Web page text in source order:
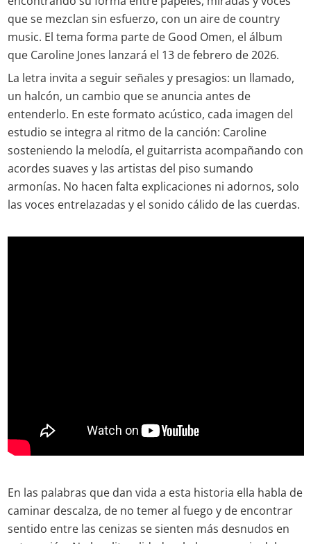
que se mezclan sin esfuerzo, con un aire de country
music. El tema forma parte de Good Omen, el álbum
que Caroline Jones lanzará el 13 de febrero de 2026.
La letra invita a seguir señales y presagios: un llamado,
un halcón, un cambio que se anuncia antes de
entenderlo. En este formato acústico, cada imagen del
estudio se integra al ritmo de la canción: Caroline
sosteniendo la melodía, el guitarrista acompañando con
acordes suaves y las artistas del piso sumando
armonías. No hacen falta explicaciones ni adornos, solo
las voces entrelazadas y el sonido cálido de las cuerdas.
En las palabras que dan vida a esta historia ella habla de
caminar descalza, de no temer al fuego y de encontrar
sentido entre las cenizas se sienten más desnudos en